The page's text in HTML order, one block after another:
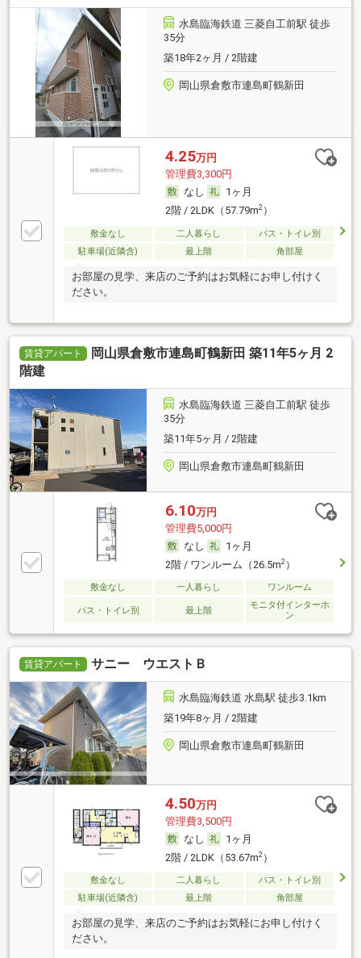
水島臨海鉄道 三菱自工前駅 徒歩
35分
築18年2ヶ月 / 2階建
岡山県倉敷市連島町鶴新田
4.25万円
管理費3,300円
なし
1ヶ月
2階 / 2LDK（57.79m2）
敷金なし 二人暮らし
バス・トイレ別
駐車場(近隣含)
最上階 角部屋
お部屋の見学、来店のご予約はお気軽にお申し付けく
ださい。
賃貸アパート
岡山県倉敷市連島町鶴新田 築11年5ヶ月 2
階建
水島臨海鉄道 三菱自工前駅 徒歩
35分
築11年5ヶ月 / 2階建
岡山県倉敷市連島町鶴新田
6.10万円
管理費5,000円
なし
1ヶ月
2階 / ワンルーム（26.5m2）
敷金なし 一人暮らし ワンルーム
バス・トイレ別 最上階
モニタ付インターホ
ン
賃貸アパート サニー ウエストＢ
水島臨海鉄道 水島駅 徒歩3.1km
築19年8ヶ月 / 2階建
岡山県倉敷市連島町鶴新田
4.50万円
管理費3,500円
なし
1ヶ月
2階 / 2LDK（53.67m2）
敷金なし 二人暮らし
バス・トイレ別
駐車場(近隣含)
最上階 角部屋
お部屋の見学、来店のご予約はお気軽にお申し付けく
ださい。